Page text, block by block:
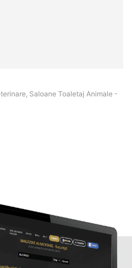
Saloane Toaletaj Animale -